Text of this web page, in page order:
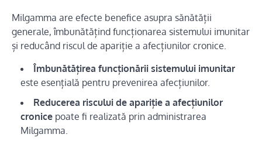
Milgamma are efecte benefice asupra sănătății
generale, îmbunătățind funcționarea sistemului imunitar
și reducând riscul de apariție a afecțiunilor cronice.
Îmbunătățirea funcționării sistemului imunitar
este esențială pentru prevenirea afecțiunilor.
Reducerea riscului de apariție a afecțiunilor
cronice poate fi realizată prin administrarea
Milgamma.